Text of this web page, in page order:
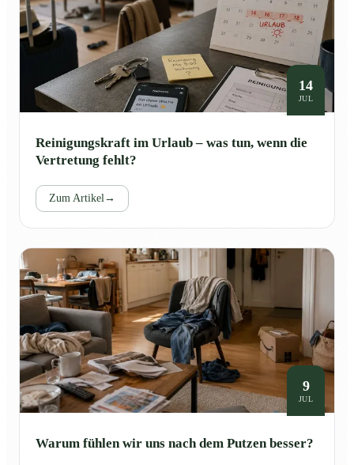
14
JUL
Reinigungskraft im Urlaub – was tun, wenn die
Vertretung fehlt?
Zum Artikel→
9
JUL
Warum fühlen wir uns nach dem Putzen besser?